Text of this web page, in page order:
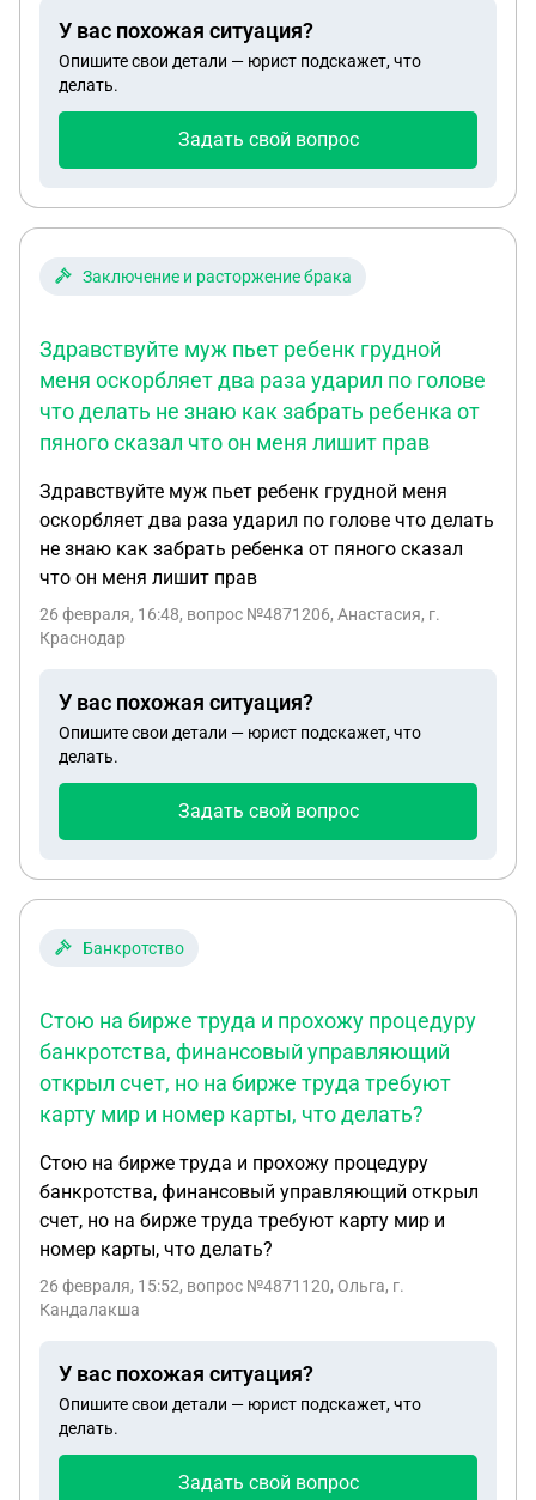
У вас похожая ситуация?
Опишите свои детали — юрист подскажет, что
делать.
Задать свой вопрос
Заключение и расторжение брака
Здравствуйте муж пьет ребенк грудной
меня оскорбляет два раза ударил по голове
что делать не знаю как забрать ребенка от
пяного сказал что он меня лишит прав
Здравствуйте муж пьет ребенк грудной меня
оскорбляет два раза ударил по голове что делать
не знаю как забрать ребенка от пяного сказал
что он меня лишит прав
26 февраля, 16:48, вопрос №4871206, Анастасия, г.
Краснодар
У вас похожая ситуация?
Опишите свои детали — юрист подскажет, что
делать.
Задать свой вопрос
Банкротство
Стою на бирже труда и прохожу процедуру
банкротства, финансовый управляющий
открыл счет, но на бирже труда требуют
карту мир и номер карты, что делать?
Стою на бирже труда и прохожу процедуру
банкротства, финансовый управляющий открыл
счет, но на бирже труда требуют карту мир и
номер карты, что делать?
26 февраля, 15:52, вопрос №4871120, Ольга, г.
Кандалакша
У вас похожая ситуация?
Опишите свои детали — юрист подскажет, что
делать.
Задать свой вопрос